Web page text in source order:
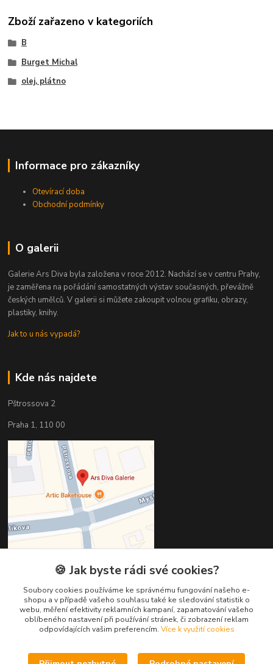
Zboží zařazeno v kategoriích
B
Burget Michal
olej, plátno
Informace pro zákazníky
Otevírací doba
Obchodní podmínky
O galerii
Galerie Ars Diva byla založena v roce 2012. Nachází se v centru Prahy,
je zaměřena na pořádání samostatných výstav současných, převážně
českých umělců. V galerii si můžete zakoupit volnou grafiku, obrazy,
plastiky, knihy.
Jak to u nás vypadá?
Kde nás najdete
Pštrossova 2
Praha 1, 110 00
Kontakty
Věra Hédervári
+420 603 821 712
vera@arsdiva.cz
🍪 Jak byste rádi své cookies?
Soubory cookies používáme ke správnému fungování našeho e-
shopu a v případě vašeho souhlasu také ke sledování statistik o
webu, měření efektivity reklamních kampaní, zapamatování vašeho
oblíbeného nastavení při používání stránek, či zobrazení reklam
odpovídajících vašim preferencím. Více k využití cookies